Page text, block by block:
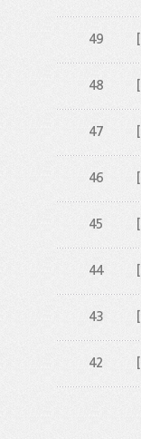
49
48
47
46
45
44
43
42